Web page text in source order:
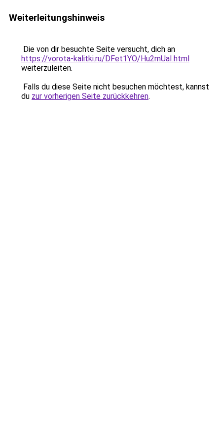
Weiterleitungshinweis
Die von dir besuchte Seite versucht, dich an
https://vorota-kalitki.ru/DFet1YO/Hu2mUaI.html
weiterzuleiten.
Falls du diese Seite nicht besuchen möchtest, kannst
du zur vorherigen Seite zurückkehren.